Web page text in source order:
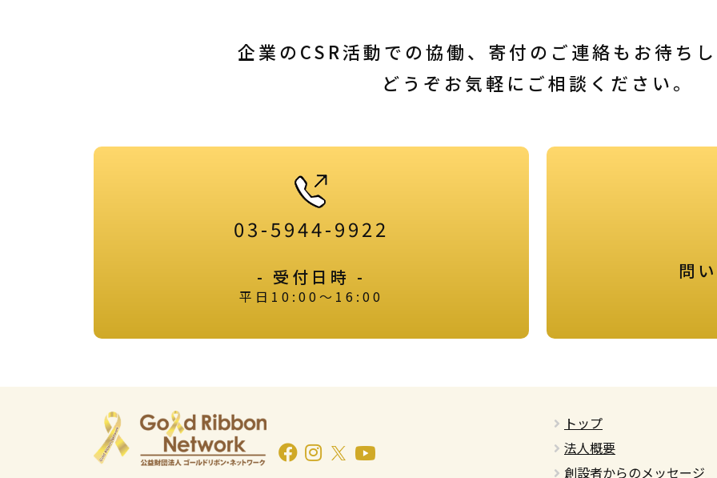
企業のCSR活動での協働、寄付のご連絡もお待ちし
どうぞお気軽にご相談ください。
03-5944-9922
- 受付日時 -
平日10:00～16:00
問
トップ
法人概要
創設者からのメッセージ